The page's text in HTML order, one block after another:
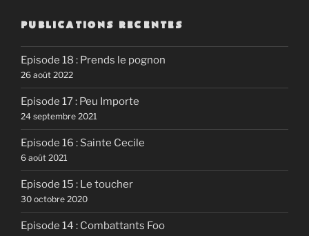
PUBLICATIONS RECENTES
Episode 18 : Prends le pognon
26 août 2022
Episode 17 : Peu Importe
24 septembre 2021
Episode 16 : Sainte Cecile
6 août 2021
Episode 15 : Le toucher
30 octobre 2020
Episode 14 : Combattants Foo